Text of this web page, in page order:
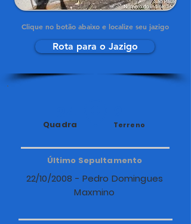
Clique no botão abaixo e localize seu jazigo
Rota para o Jazigo
Quadra Terreno
Último Sepultamento
22/10/2008 - Pedro Domingues
Maxmino